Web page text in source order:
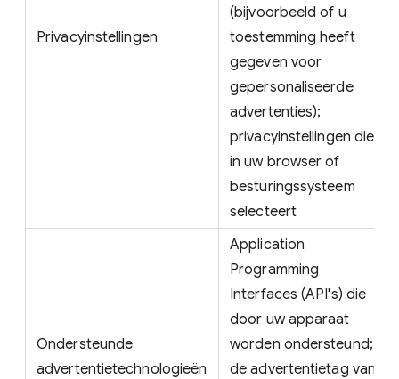
Privacyinstellingen
(bijvoorbeeld of u
toestemming heeft
gegeven voor
gepersonaliseerde
advertenties);
privacyinstellingen die u
in uw browser of
besturingssysteem
selecteert
Ondersteunde
advertentietechnologieën
Application
Programming
Interfaces (API's) die
door uw apparaat
worden ondersteund;
de advertentietag van